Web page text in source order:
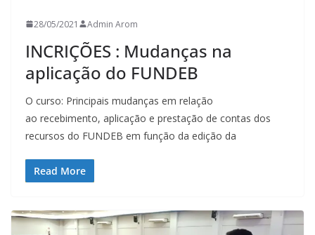
28/05/2021 Admin Arom
INCRIÇÕES : Mudanças na
aplicação do FUNDEB
O curso: Principais mudanças em relação
ao recebimento, aplicação e prestação de contas dos
recursos do FUNDEB em função da edição da
Read More